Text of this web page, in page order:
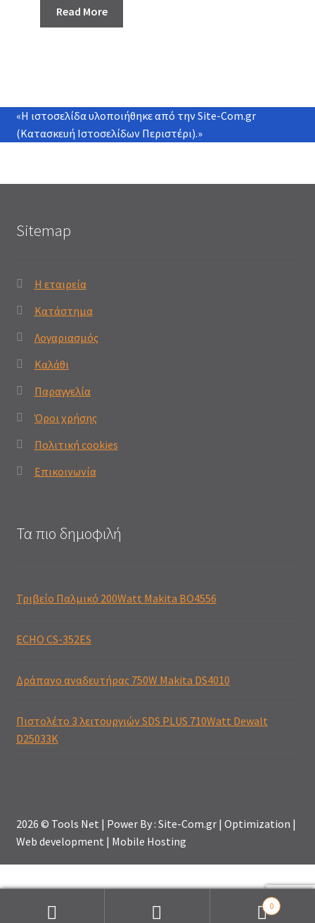
Read More
«Η ιστοσελίδα υλοποιήθηκε από τηνSite-Com.gr
(Κατασκευή Ιστοσελίδων Περιστέρι).»
Sitemap
Η εταιρεία
Κατάστημα
Λογαριασμός
Καλάθι
Παραγγελία
Όροι χρήσης
Πολιτική cookies
Επικοινωνία
Τα πιο δημοφιλή
Τριβείο Παλμικό 200Watt Makita BO4556
ECHO CS-352ES
Δράπανο αναδευτήρας 750W Makita DS4010
Πιστολέτο 3 λειτουργιών SDS PLUS 710Watt Dewalt
D25033K
2026 © Tools Net | Power By : Site-Com.gr | Optimization |
Web development | Mobile Hosting
0